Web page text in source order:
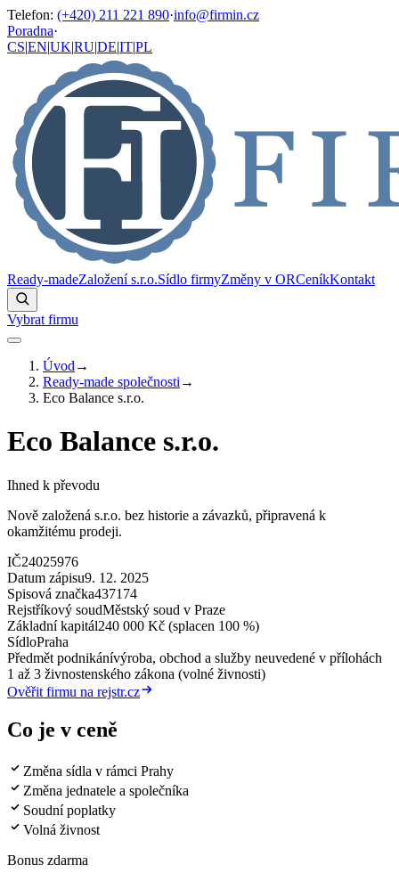
Telefon: (+420) 211 221 890·info@firmin.cz
Poradna·
CS|EN|UK|RU|DE|IT|PL
Ready-madeZaložení s.r.o.Sídlo firmyZměny v ORCeníkKontakt
Vybrat firmu
Úvod →
Ready-made společnosti →
Eco Balance s.r.o.
Eco Balance s.r.o.
Ihned k převodu
Nově založená s.r.o. bez historie a závazků, připravená k
okamžitému prodeji.
IČ24025976
Datum zápisu9. 12. 2025
Spisová značka437174
Rejstříkový soudMěstský soud v Praze
Základní kapitál240 000 Kč (splacen 100 %)
SídloPraha
Předmět podnikánívýroba, obchod a služby neuvedené v přílohách
1 až 3 živnostenského zákona (volné živnosti)
Ověřit firmu na rejstr.cz
Co je v ceně
Změna sídla v rámci Prahy
Změna jednatele a společníka
Soudní poplatky
Volná živnost
Bonus zdarma